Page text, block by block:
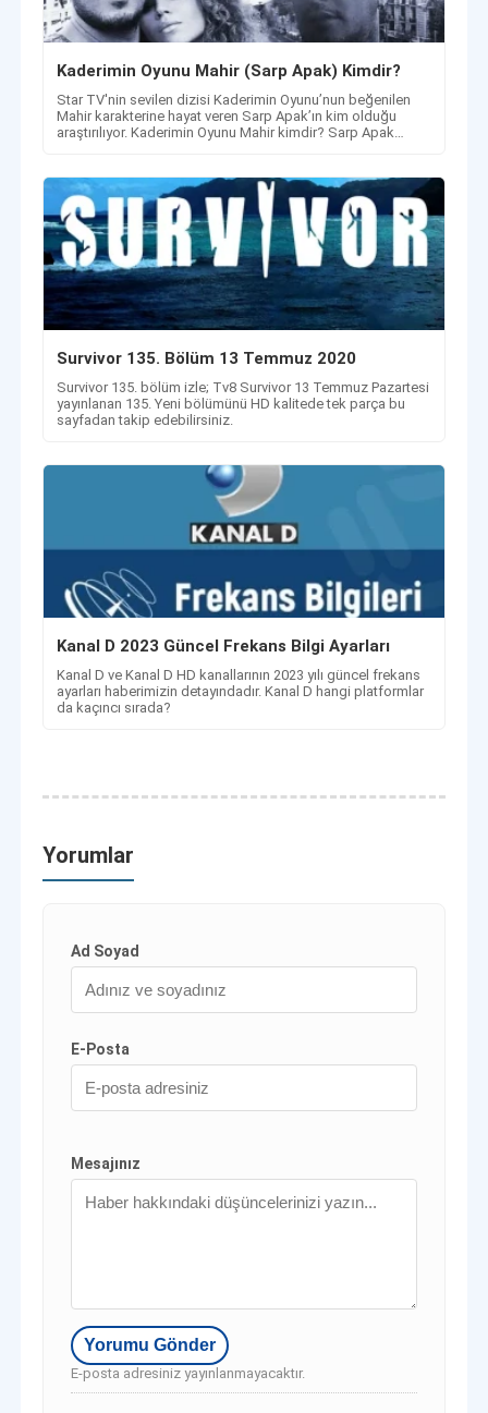
Kaderimin Oyunu Mahir (Sarp Apak) Kimdir?
Star TV'nin sevilen dizisi Kaderimin Oyunu’nun beğenilen
Mahir karakterine hayat veren Sarp Apak’ın kim olduğu
araştırılıyor. Kaderimin Oyunu Mahir kimdir? Sarp Apak
Survivor 135. Bölüm 13 Temmuz 2020
Survivor 135. bölüm izle; Tv8 Survivor 13 Temmuz Pazartesi
yayınlanan 135. Yeni bölümünü HD kalitede tek parça bu
sayfadan takip edebilirsiniz.
Kanal D 2023 Güncel Frekans Bilgi Ayarları
Kanal D ve Kanal D HD kanallarının 2023 yılı güncel frekans
ayarları haberimizin detayındadır. Kanal D hangi platformlar
da kaçıncı sırada?
Yorumlar
Ad Soyad
E-Posta
Mesajınız
E-posta adresiniz yayınlanmayacaktır.